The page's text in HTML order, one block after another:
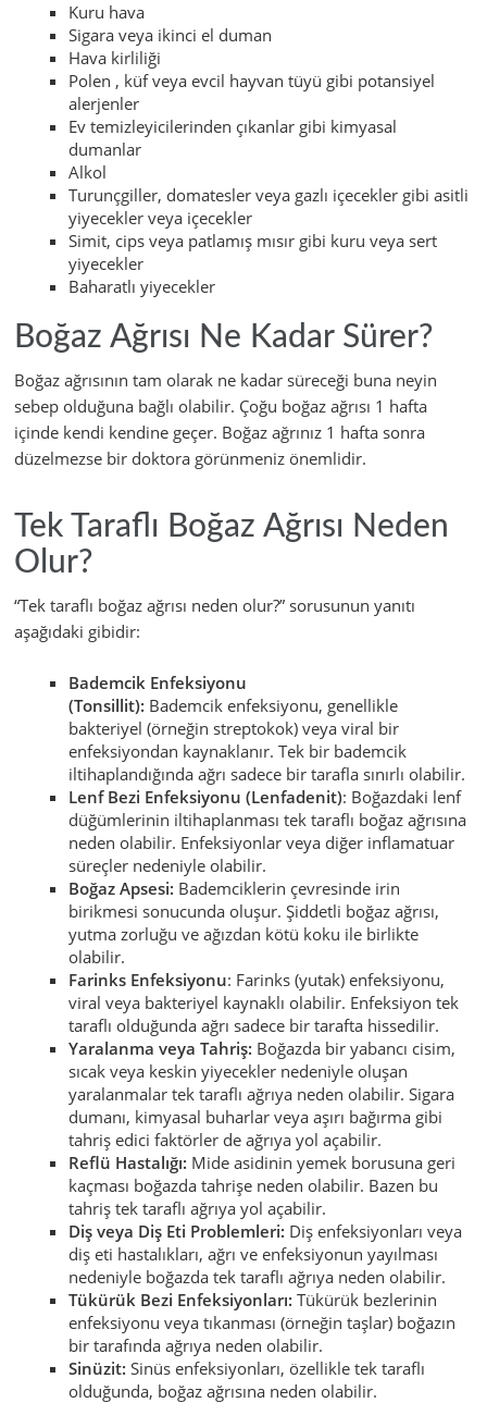
Kuru hava
Sigara veya ikinci el duman
Hava kirliliği
Polen , küf veya evcil hayvan tüyü gibi potansiyel
alerjenler
Ev temizleyicilerinden çıkanlar gibi kimyasal
dumanlar
Alkol
Turunçgiller, domatesler veya gazlı içecekler gibi asitli
yiyecekler veya içecekler
Simit, cips veya patlamış mısır gibi kuru veya sert
yiyecekler
Baharatlı yiyecekler
Boğaz Ağrısı Ne Kadar Sürer?
Boğaz ağrısının tam olarak ne kadar süreceği buna neyin
sebep olduğuna bağlı olabilir. Çoğu boğaz ağrısı 1 hafta
içinde kendi kendine geçer. Boğaz ağrınız 1 hafta sonra
düzelmezse bir doktora görünmeniz önemlidir.
Tek Taraflı Boğaz Ağrısı Neden
Olur?
“Tek taraflı boğaz ağrısı neden olur?” sorusunun yanıtı
aşağıdaki gibidir:
Bademcik Enfeksiyonu
(Tonsillit): Bademcik enfeksiyonu, genellikle
bakteriyel (örneğin streptokok) veya viral bir
enfeksiyondan kaynaklanır. Tek bir bademcik
iltihaplandığında ağrı sadece bir tarafla sınırlı olabilir.
Lenf Bezi Enfeksiyonu (Lenfadenit): Boğazdaki lenf
düğümlerinin iltihaplanması tek taraflı boğaz ağrısına
neden olabilir. Enfeksiyonlar veya diğer inflamatuar
süreçler nedeniyle olabilir.
Boğaz Apsesi: Bademciklerin çevresinde irin
birikmesi sonucunda oluşur. Şiddetli boğaz ağrısı,
yutma zorluğu ve ağızdan kötü koku ile birlikte
olabilir.
Farinks Enfeksiyonu: Farinks (yutak) enfeksiyonu,
viral veya bakteriyel kaynaklı olabilir. Enfeksiyon tek
taraflı olduğunda ağrı sadece bir tarafta hissedilir.
Yaralanma veya Tahriş: Boğazda bir yabancı cisim,
sıcak veya keskin yiyecekler nedeniyle oluşan
yaralanmalar tek taraflı ağrıya neden olabilir. Sigara
dumanı, kimyasal buharlar veya aşırı bağırma gibi
tahriş edici faktörler de ağrıya yol açabilir.
Reflü Hastalığı: Mide asidinin yemek borusuna geri
kaçması boğazda tahrişe neden olabilir. Bazen bu
tahriş tek taraflı ağrıya yol açabilir.
Diş veya Diş Eti Problemleri: Diş enfeksiyonları veya
diş eti hastalıkları, ağrı ve enfeksiyonun yayılması
nedeniyle boğazda tek taraflı ağrıya neden olabilir.
Tükürük Bezi Enfeksiyonları: Tükürük bezlerinin
enfeksiyonu veya tıkanması (örneğin taşlar) boğazın
bir tarafında ağrıya neden olabilir.
Sinüzit: Sinüs enfeksiyonları, özellikle tek taraflı
olduğunda, boğaz ağrısına neden olabilir.